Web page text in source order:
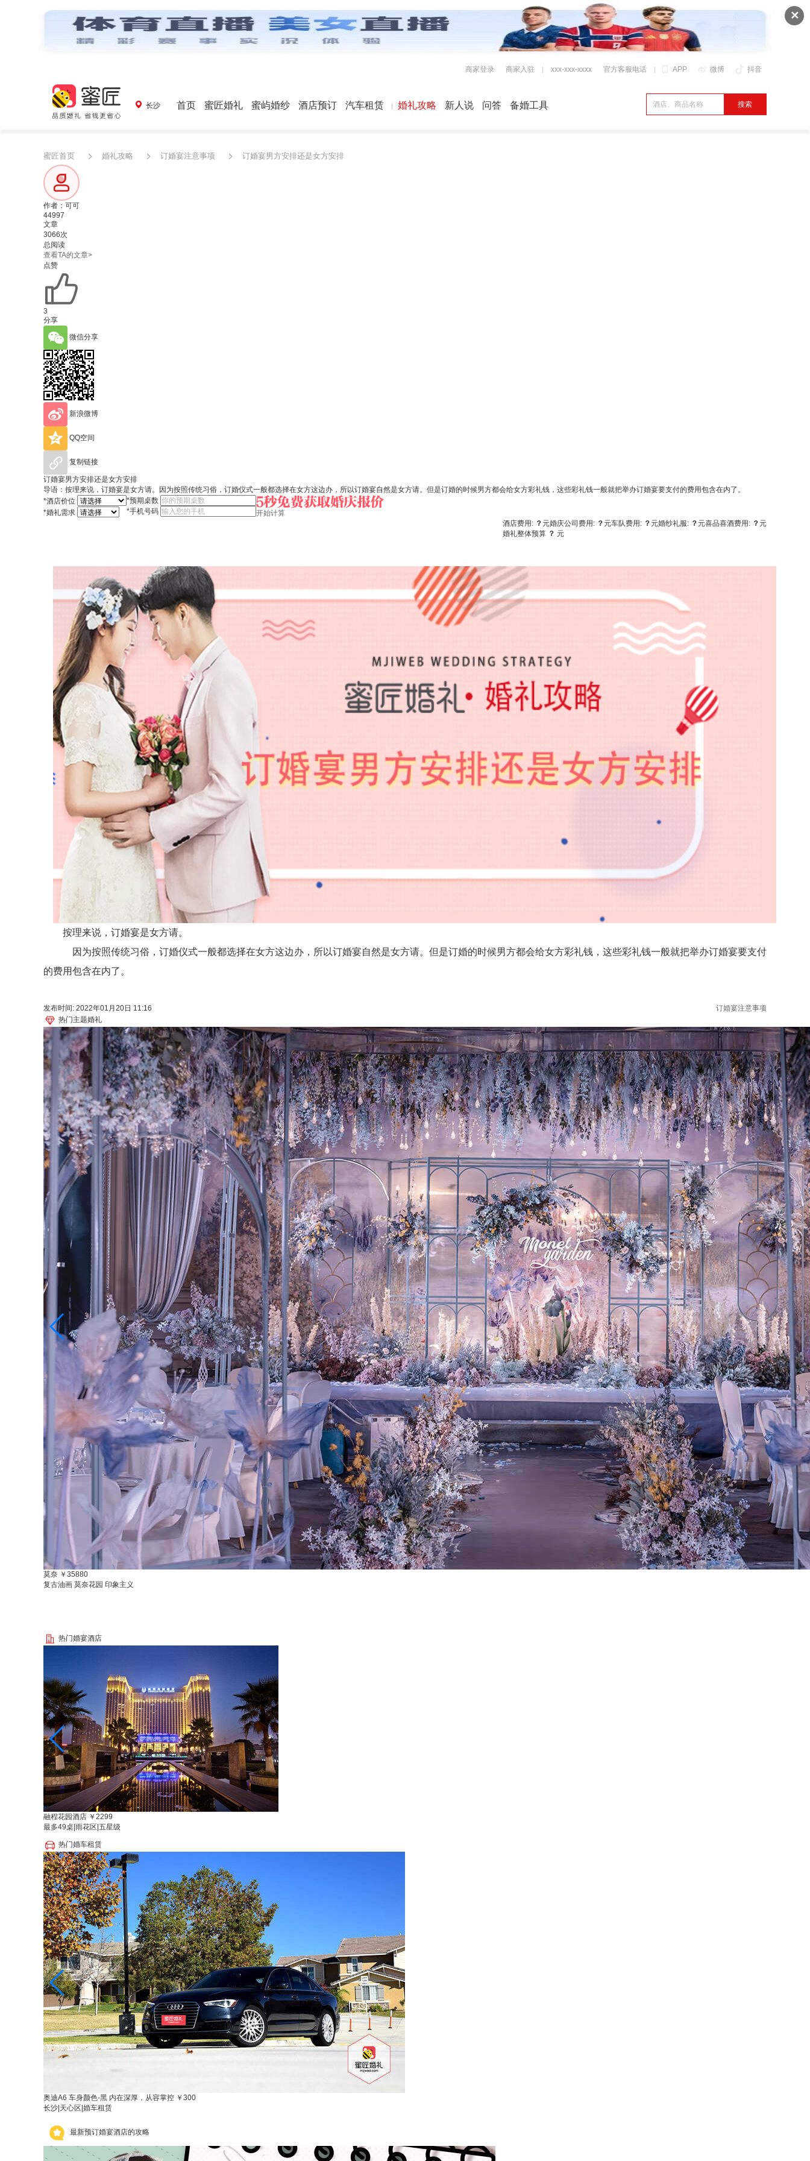
✕
APP 微博 抖音
商家登录 商家入驻 xxx-xxx-xxxx 官方客服电话
长沙 首页 蜜匠婚礼 蜜屿婚纱 酒店预订 汽车租赁 婚礼攻略 新人说 问答 备婚工具
蜜匠首页 婚礼攻略 订婚宴注意事项 订婚宴男方安排还是女方安排
作者：可可
44997
文章
3066次
总阅读
查看TA的文章>
点赞
3
分享
微信分享
新浪微博
QQ空间
复制链接
订婚宴男方安排还是女方安排
导语：按理来说，订婚宴是女方请。因为按照传统习俗，订婚仪式一般都选择在女方这边办，所以订婚宴自然是女方请。但是订婚的时候男方都会给女方彩礼钱，这些彩礼钱一般就把举办订婚宴要支付的费用包含在内了。
*酒店价位
*婚礼需求
*预期桌数
*手机号码
开始计算
酒店费用: ？元婚庆公司费用: ？元车队费用: ？元婚纱礼服: ？元喜品喜酒费用: ？元
婚礼整体预算 ？ 元
按理来说，订婚宴是女方请。
因为按照传统习俗，订婚仪式一般都选择在女方这边办，所以订婚宴自然是女方请。但是订婚的时候男方都会给女方彩礼钱，这些彩礼钱一般就把举办订婚宴要支付
的费用包含在内了。
订婚宴注意事项
发布时间: 2022年01月20日 11:16
热门主题婚礼
莫奈 ￥35880
复古油画 莫奈花园 印象主义
热门婚宴酒店
融程花园酒店 ￥2299
最多49桌 雨花区 五星级
热门婚车租赁
奥迪A6 车身颜色-黑 内在深厚，从容掌控 ￥300
长沙 天心区 婚车租赁
最新预订婚宴酒店的攻略